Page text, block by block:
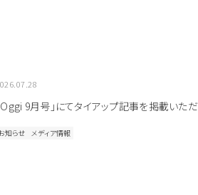
Oggi 9月号」にてタイアップ記事を掲載いただ
知らせ メディア情報